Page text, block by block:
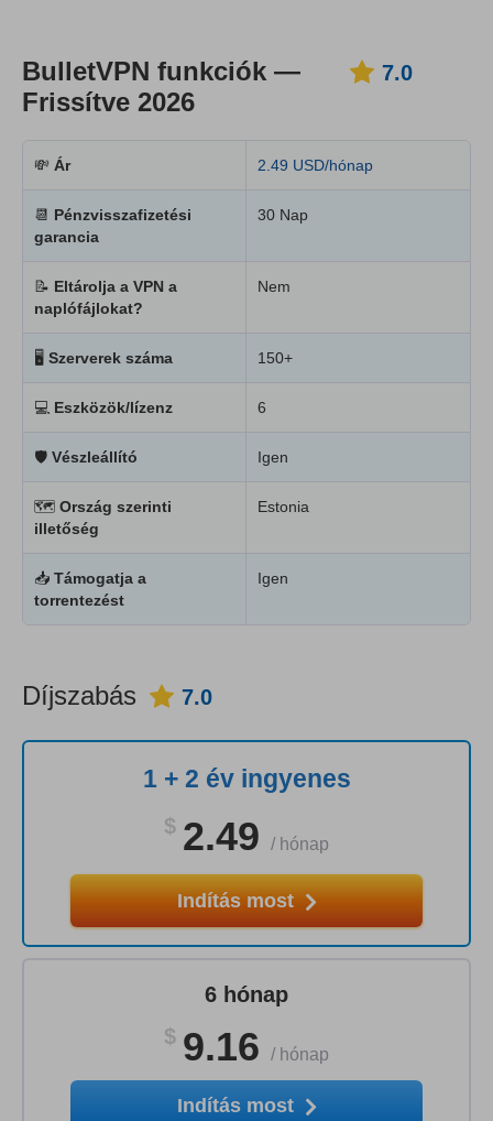
BulletVPN funkciók —
Frissítve 2026
7.0
💸 Ár 2.49 USD/hónap
📆 Pénzvisszafizetési
garancia
30 Nap
📝 Eltárolja a VPN a
naplófájlokat?
Nem
🖥 Szerverek száma 150+
💻 Eszközök/lízenz 6
🛡 Vészleállító Igen
🗺 Ország szerinti
illetőség
Estonia
📥 Támogatja a
torrentezést
Igen
Díjszabás 7.0
1 + 2 év ingyenes
$ 2.49 / hónap
Indítás most
6 hónap
$ 9.16 / hónap
Indítás most